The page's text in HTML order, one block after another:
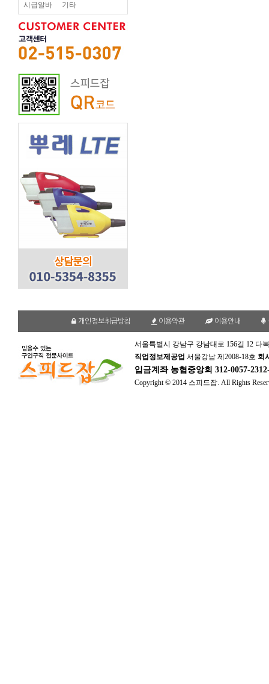
시급알바 기타
개인정보취급방침 이용약관 이용안내
서울특별시 강남구 강남대로 156길 12 다
직업정보제공업 서울강남 제2008-18호 회
입금계좌 농협중앙회 312-0057-
Copyright © 2014 스피드잡. All Rights